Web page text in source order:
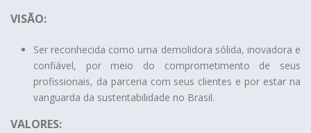
VISÃO:
Ser reconhecida como uma demolidora sólida, inovadora e
confiável, por meio do comprometimento de seus
profissionais, da parceria com seus clientes e por estar na
vanguarda da sustentabilidade no Brasil.
VALORES: